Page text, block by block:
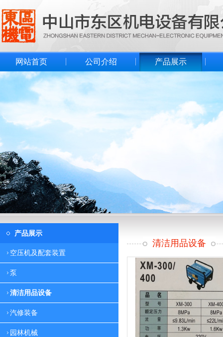
网站首页 公司介绍 产品展示
产品展示
空压机及配套装置
泵
清洁用品设备
汽修装备
园林机械
清洁用品设备